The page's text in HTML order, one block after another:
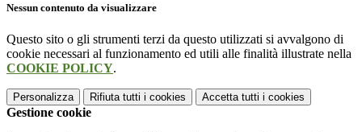
Nessun contenuto da visualizzare
Questo sito o gli strumenti terzi da questo utilizzati si avvalgono di
cookie necessari al funzionamento ed utili alle finalità illustrate nella
COOKIE POLICY.
Personalizza Rifiuta tutti i cookies Accetta tutti i cookies
Gestione cookie